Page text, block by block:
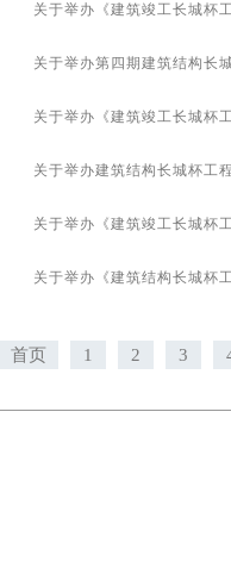
关于举办《建筑竣工长城杯
关于举办第四期建筑结构长
关于举办《建筑竣工长城杯
关于举办建筑结构长城杯工
关于举办《建筑竣工长城杯
关于举办《建筑结构长城杯
首页 1 2 3